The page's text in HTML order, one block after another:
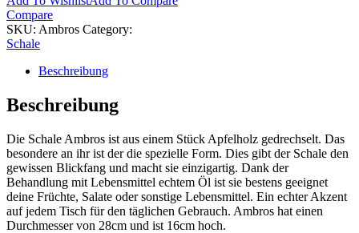
Compare
SKU: Ambros Category:
Schale
Beschreibung
Beschreibung
Die Schale Ambros ist aus einem Stück Apfelholz gedrechselt. Das
besondere an ihr ist der die spezielle Form. Dies gibt der Schale den
gewissen Blickfang und macht sie einzigartig. Dank der
Behandlung mit Lebensmittel echtem Öl ist sie bestens geeignet
deine Früchte, Salate oder sonstige Lebensmittel. Ein echter Akzent
auf jedem Tisch für den täglichen Gebrauch. Ambros hat einen
Durchmesser von 28cm und ist 16cm hoch.